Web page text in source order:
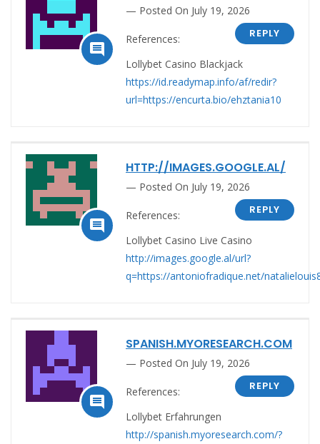

Posted On July 19, 2026
REPLY
References:
Lollybet Casino Blackjack
https://id.readymap.info/af/redir?
url=https://encurta.bio/ehztania10

HTTP://IMAGES.GOOGLE.AL/
Posted On July 19, 2026
REPLY
References:
Lollybet Casino Live Casino
http://images.google.al/url?
q=https://antoniofradique.net/

SPANISH.MYORESEARCH.COM
Posted On July 19, 2026
REPLY
References:
Lollybet Erfahrungen
http://spanish.myoresearch.com/?